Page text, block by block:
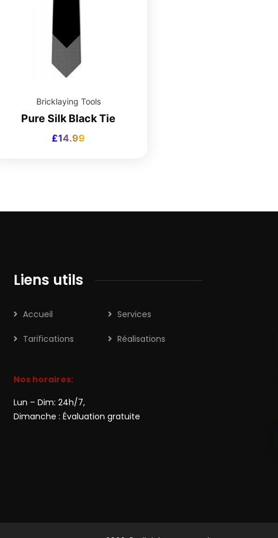
Bricklaying Tools
Pure Silk Black Tie
£14.99
Liens utils
Accueil Services
Tarifications Réalisations
Nos horaires:
Lun – Dim: 24h/7,
Dimanche : Évaluation gratuite